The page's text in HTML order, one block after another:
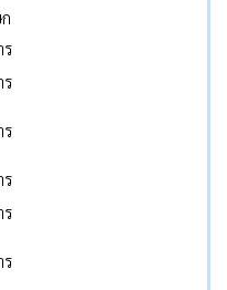
ร
ร
ร
ร
ร
ร